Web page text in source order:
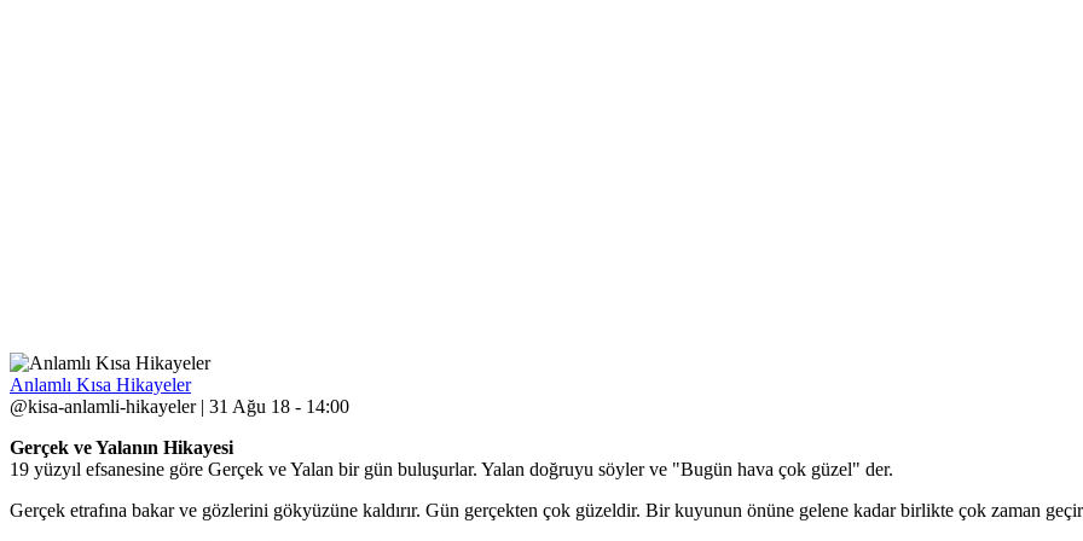
Anlamlı Kısa Hikayeler
@kisa-anlamli-hikayeler | 31 Ağu 18 - 14:00
Gerçek ve Yalanın Hikayesi
19 yüzyıl efsanesine göre Gerçek ve Yalan bir gün buluşurlar. Yalan doğruyu söyler ve "Bugün hava çok güzel" der.
Gerçek etrafına bakar ve gözlerini gökyüzüne kaldırır. Gün gerçekten çok güzeldir. Bir kuyunun önüne gelene kadar birlikte çok zaman